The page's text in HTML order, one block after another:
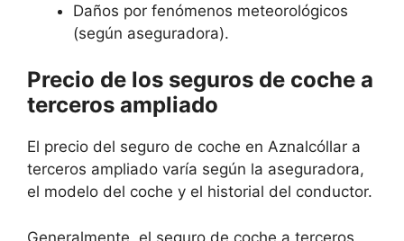
Daños por fenómenos meteorológicos
(según aseguradora).
Precio de los seguros de coche a
terceros ampliado
El precio del seguro de coche en Aznalcóllar a
terceros ampliado varía según la aseguradora,
el modelo del coche y el historial del conductor.
Generalmente, el seguro de coche a terceros